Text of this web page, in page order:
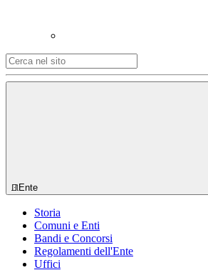
Ente
Storia
Comuni e Enti
Bandi e Concorsi
Regolamenti dell'Ente
Uffici